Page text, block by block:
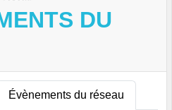
DU
Évènements du réseau